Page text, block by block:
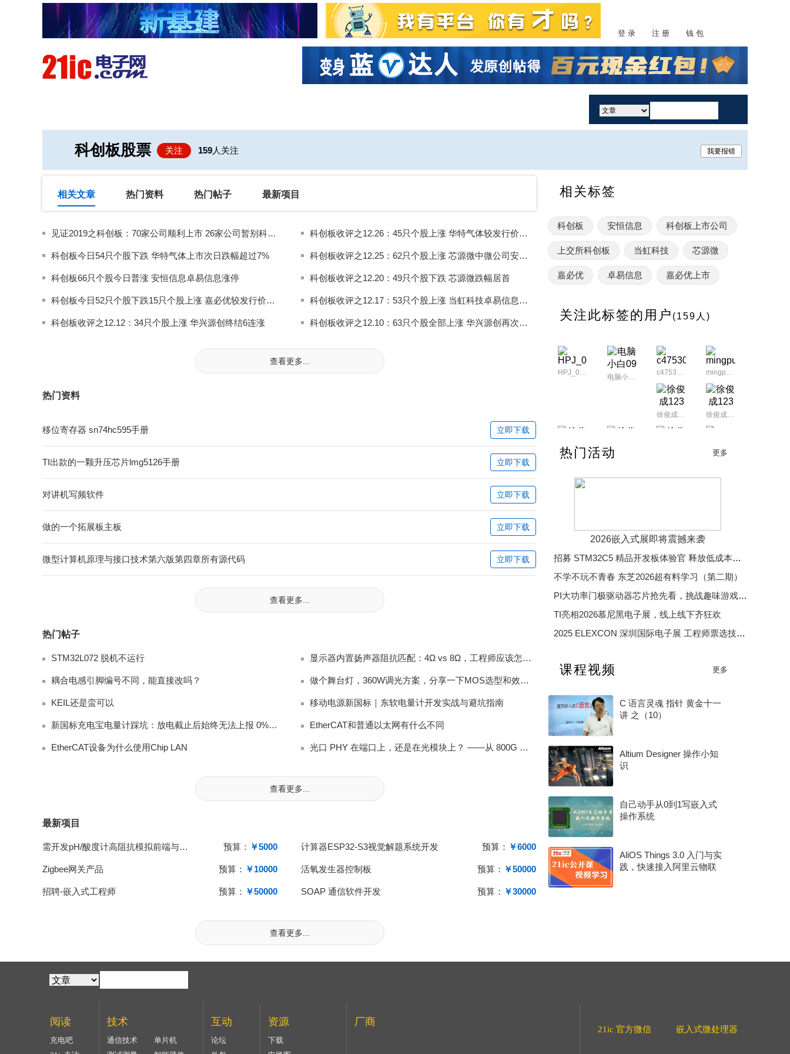
登 录 注 册 钱 包
科创板股票 关注 159人关注 我要报错
相关文章 热门资料 热门帖子 最新项目
见证2019之科创板：70家公司顺利上市 26家公司暂别科创板 科创板收评之12.26：45只个股上涨 华特气体较发行价上涨近135%
科创板今日54只个股下跌 华特气体上市次日跌幅超过7% 科创板收评之12.25：62只个股上涨 芯源微中微公司安集科技涨幅超10%
科创板66只个股今日普涨 安恒信息卓易信息涨停 科创板收评之12.20：49只个股下跌 芯源微跌幅居首
科创板今日52只个股下跌15只个股上涨 嘉必优较发行价上涨93.18% 科创板收评之12.17：53只个股上涨 当虹科技卓易信息涨幅超过10%
科创板收评之12.12：34只个股上涨 华兴源创终结6连涨 科创板收评之12.10：63只个股全部上涨 华兴源创再次涨停
查看更多...
热门资料
移位寄存器 sn74hc595手册 立即下载
TI出款的一颗升压芯片lmg5126手册 立即下载
对讲机写频软件 立即下载
做的一个拓展板主板 立即下载
微型计算机原理与接口技术第六版第四章所有源代码 立即下载
查看更多...
热门帖子
STM32L072 脱机不运行 显示器内置扬声器阻抗匹配：4Ω vs 8Ω，工程师应该怎么选？
耦合电感引脚编号不同，能直接改吗？ 做个舞台灯，360W调光方案，分享一下MOS选型和效率优化
KEIL还是蛮可以 移动电源新国标｜东软电量计开发实战与避坑指南
新国标充电宝电量计踩坑：放电截止后始终无法上报 0% 电量完整排查 EtherCAT和普通以太网有什么不同
EtherCAT设备为什么使用Chip LAN 光口 PHY 在端口上，还是在光模块上？ ——从 800G 架构讲起
查看更多...
最新项目
需开发pH/酸度计高阻抗模拟前端与单片机系统 预算： ￥5000 计算器ESP32-S3视觉解题系统开发 预算： ￥6000
Zigbee网关产品 预算： ￥10000 活氧发生器控制板 预算： ￥50000
招聘-嵌入式工程师 预算： ￥50000 SOAP 通信软件开发 预算： ￥30000
查看更多...
相关标签
科创板 安恒信息 科创板上市公司
上交所科创板 当虹科技 芯源微
嘉必优 卓易信息 嘉必优上市
关注此标签的用户 (159人)
徐俊成123
hyrzwwy
adofu2008 Name_006 lzhj881506
Davy楷
热门活动 更多
2026嵌入式展即将震撼来袭
招募 STM32C5 精品开发板体验官 释放低成本、低功耗、高效率开发魅力
不学不玩不青春 东芝2026超有料学习（第二期）
PI大功率门极驱动器芯片抢先看，挑战趣味游戏赢精美好礼
TI亮相2026慕尼黑电子展，线上线下齐狂欢
2025 ELEXCON 深圳国际电子展 工程师票选技术大奖
2025 年度电子产业卓越奖
课程视频 更多
C 语言灵魂 指针 黄金十一
讲 之（10）
Altium Designer 操作小知
识
自己动手从0到1写嵌入式
操作系统
AliOS Things 3.0 入门与实
践，快速接入阿里云物联
阅读
充电吧
技术
通信技术
单片机
互动
论坛
资源
下载
厂商
21ic 官方微信 嵌入式微处理器